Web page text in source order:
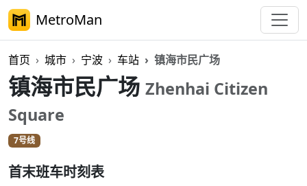
MetroMan
首页 城市 宁波 车站 镇海市民广场
镇海市民广场 Zhenhai Citizen
Square
7号线
首末班车时刻表